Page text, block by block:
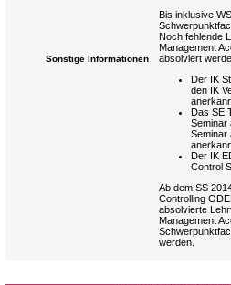
Sonstige Informationen
Bis inklusive
Noch fehlende
Management
absolviert
Der IK
den IK
Das SE
Seminar
Seminar
Der IK
Control
Ab dem SS
Controlling
absolvierte
Management
werden.